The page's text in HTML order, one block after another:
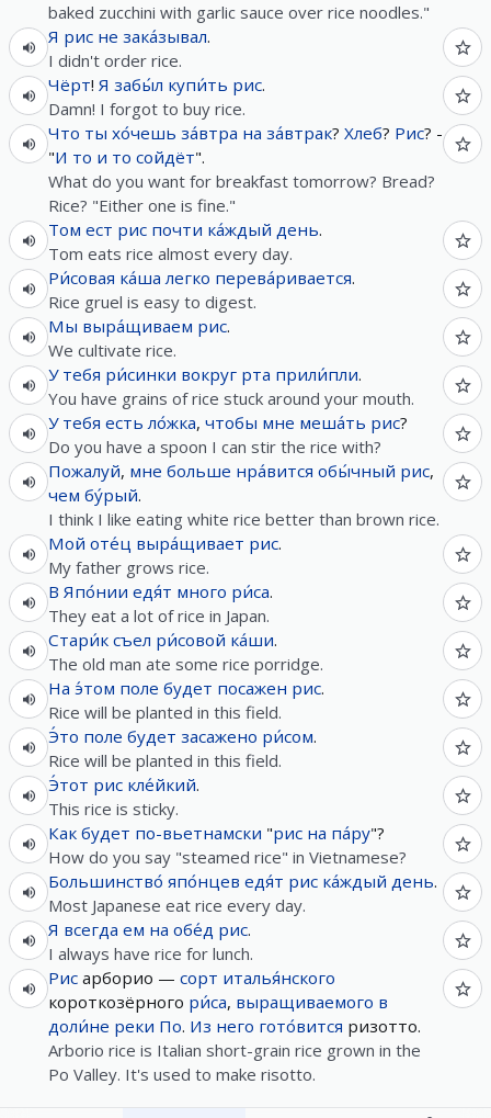
baked zucchini with garlic sauce over rice noodles."
Я рис не зака́зывал.
I didn't order rice.
Чёрт! Я забы́л купи́ть рис.
Damn! I forgot to buy rice.
Что ты хо́чешь за́втра на за́втрак? Хлеб? Рис? -
"И то и то сойдёт".
What do you want for breakfast tomorrow? Bread?
Rice? "Either one is fine."
Том ест рис почти ка́ждый день.
Tom eats rice almost every day.
Ри́совая ка́ша легко перева́ривается.
Rice gruel is easy to digest.
Мы выра́щиваем рис.
We cultivate rice.
У тебя ри́синки вокруг рта прили́пли.
You have grains of rice stuck around your mouth.
У тебя есть ло́жка, чтобы мне меша́ть рис?
Do you have a spoon I can stir the rice with?
Пожалуй, мне больше нра́вится обы́чный рис,
чем бу́рый.
I think I like eating white rice better than brown rice.
Мой оте́ц выра́щивает рис.
My father grows rice.
В Япо́нии едя́т много ри́са.
They eat a lot of rice in Japan.
Стари́к съел ри́совой ка́ши.
The old man ate some rice porridge.
На э́том поле будет посажен рис.
Rice will be planted in this field.
Э́то поле будет засажено ри́сом.
Rice will be planted in this field.
Э́тот рис кле́йкий.
This rice is sticky.
Как будет по-вьетнамски "рис на па́ру"?
How do you say "steamed rice" in Vietnamese?
Большинство́ япо́нцев едя́т рис ка́ждый день.
Most Japanese eat rice every day.
Я всегда ем на обе́д рис.
I always have rice for lunch.
Рис арборио — сорт италья́нского
короткозёрного ри́са, выращиваемого в
доли́не реки По. Из него гото́вится ризотто.
Arborio rice is Italian short-grain rice grown in the
Po Valley. It's used to make risotto.